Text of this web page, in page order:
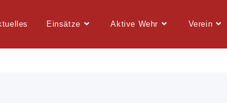
Einsätze Aktive Wehr Verein